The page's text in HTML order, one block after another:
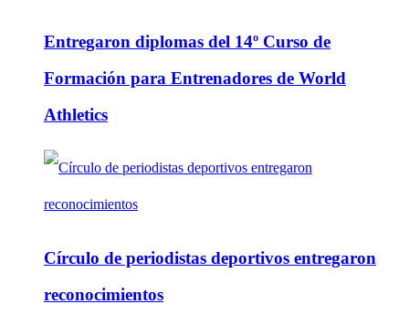
Entregaron diplomas del 14º Curso de
Formación para Entrenadores de World
Athletics
Círculo de periodistas deportivos entregaron
reconocimientos